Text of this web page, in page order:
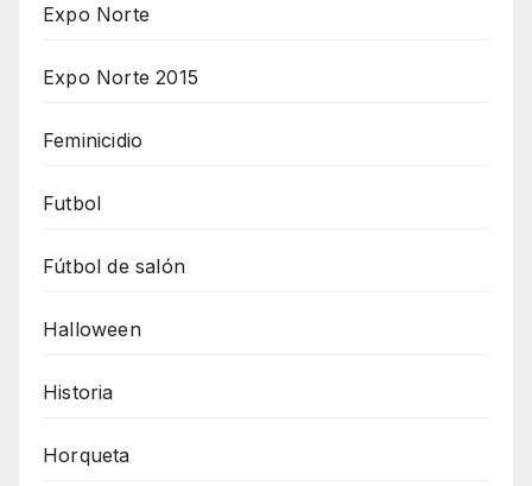
Expo Norte
Expo Norte 2015
Feminicidio
Futbol
Fútbol de salón
Halloween
Historia
Horqueta